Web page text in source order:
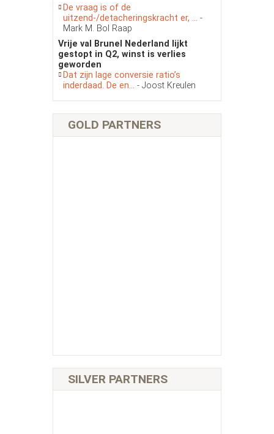
De vraag is of de
uitzend-/detacheringskracht er, ... -
Mark M. Bol Raap
Vrije val Brunel Nederland lijkt
gestopt in Q2, winst is verlies
geworden
Dat zijn lage conversie ratio’s
inderdaad. De en... - Joost Kreulen
GOLD PARTNERS
SILVER PARTNERS